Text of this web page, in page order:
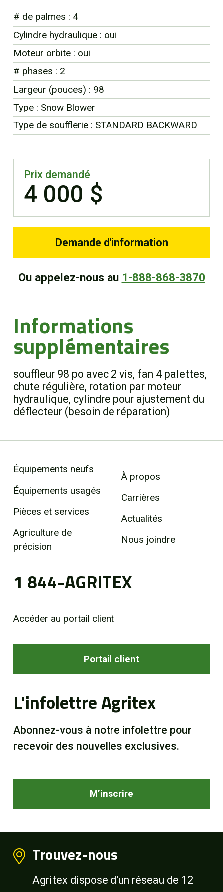
# de palmes : 4
Cylindre hydraulique : oui
Moteur orbite : oui
# phases : 2
Largeur (pouces) : 98
Type : Snow Blower
Type de soufflerie : STANDARD BACKWARD
Prix demandé
4 000 $
Demande d'information
Ou appelez-nous au 1-888-868-3870
Informations
supplémentaires
souffleur 98 po avec 2 vis, fan 4 palettes,
chute régulière, rotation par moteur
hydraulique, cylindre pour ajustement du
déflecteur (besoin de réparation)
Équipements neufs
Équipements usagés
Pièces et services
Agriculture de
précision
À propos
Carrières
Actualités
Nous joindre
1 844-AGRITEX
Accéder au portail client
Portail client
L'infolettre Agritex
Abonnez-vous à notre infolettre pour
recevoir des nouvelles exclusives.
M’inscrire
Trouvez-nous
Agritex dispose d'un réseau de 12
EN